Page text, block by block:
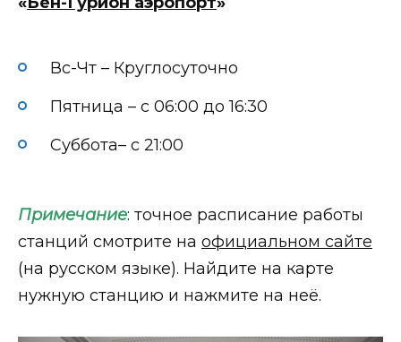
Вс-Чт – Круглосуточно
Пятница – с 06:00 до 16:30
Суббота– с 21:00
Примечание: точное расписание работы
станций смотрите на официальном сайте
(на русском языке). Найдите на карте
нужную станцию и нажмите на неё.